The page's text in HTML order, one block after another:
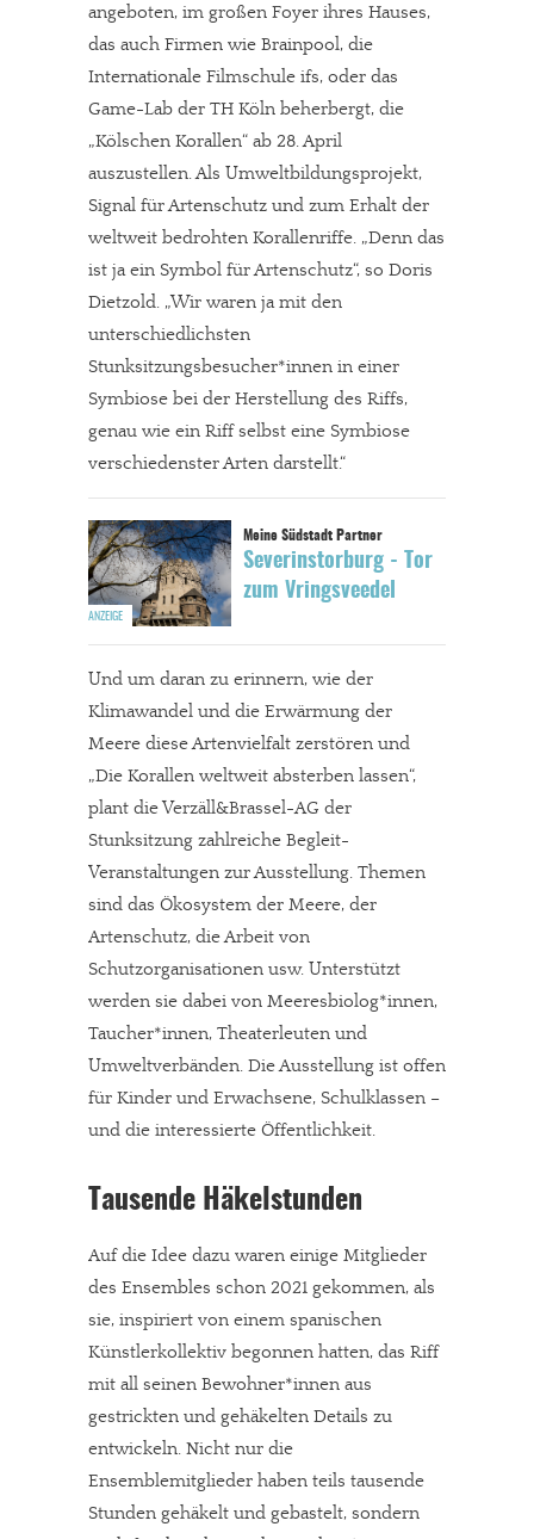
angeboten, im großen Foyer ihres Hauses,
das auch Firmen wie Brainpool, die
Internationale Filmschule ifs, oder das
Game-Lab der TH Köln beherbergt, die
„Kölschen Korallen“ ab 28. April
auszustellen. Als Umweltbildungsprojekt,
Signal für Artenschutz und zum Erhalt der
weltweit bedrohten Korallenriffe. „Denn das
ist ja ein Symbol für Artenschutz“, so Doris
Dietzold. „Wir waren ja mit den
unterschiedlichsten
Stunksitzungsbesucher*innen in einer
Symbiose bei der Herstellung des Riffs,
genau wie ein Riff selbst eine Symbiose
verschiedenster Arten darstellt.“
Severinstorburg - Tor
zum Vringsveedel
Und um daran zu erinnern, wie der
Klimawandel und die Erwärmung der
Meere diese Artenvielfalt zerstören und
„Die Korallen weltweit absterben lassen“,
plant die Verzäll&Brassel-AG der
Stunksitzung zahlreiche Begleit-
Veranstaltungen zur Ausstellung. Themen
sind das Ökosystem der Meere, der
Artenschutz, die Arbeit von
Schutzorganisationen usw. Unterstützt
werden sie dabei von Meeresbiolog*innen,
Taucher*innen, Theaterleuten und
Umweltverbänden. Die Ausstellung ist offen
für Kinder und Erwachsene, Schulklassen –
und die interessierte Öffentlichkeit.
Tausende Häkelstunden
Auf die Idee dazu waren einige Mitglieder
des Ensembles schon 2021 gekommen, als
sie, inspiriert von einem spanischen
Künstlerkollektiv begonnen hatten, das Riff
mit all seinen Bewohner*innen aus
gestrickten und gehäkelten Details zu
entwickeln. Nicht nur die
Ensemblemitglieder haben teils tausende
Stunden gehäkelt und gebastelt, sondern